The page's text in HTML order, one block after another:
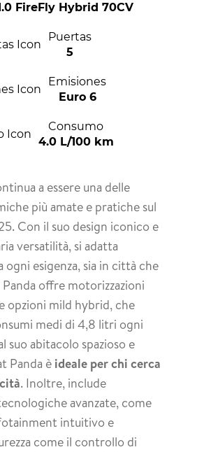
FireFly Hybrid 70CV
Puertas
5
Emisiones
Euro 6
Consumo
4.0 L/100 km
a essere una delle
più amate e pratiche sul
Con il suo design iconico e
versatilità, si adatta
esigenza, sia in città che
Panda offre motorizzazioni
opzioni mild hybrid, che
medi di 4,8 litri ogni
suo abitacolo spazioso e
Panda è ideale per chi cerca
. Inoltre, include
avanzate, come
intuitivo e
come il controllo di